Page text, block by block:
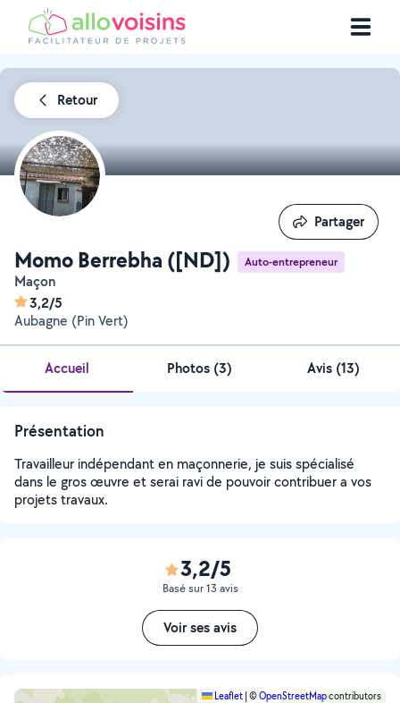
Retour
Momo Berrebha ([ND]) Auto-entrepreneur
Maçon
3,2/5
Aubagne (Pin Vert)
Partager
Partager
Accueil Photos (3) Avis (13)
Présentation
Travailleur indépendant en maçonnerie, je suis spécialisé
dans le gros œuvre et serai ravi de pouvoir contribuer a vos
projets travaux.
3,2/5
Basé sur 13 avis
Voir ses avis
Leaflet ©OpenStreetMapcontributors